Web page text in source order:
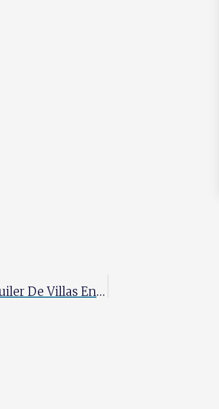
Encuentre Su Hogar Lejos De Casa: Alquiler De Villas En Sosua Para Unas Vacaciones Perfectas